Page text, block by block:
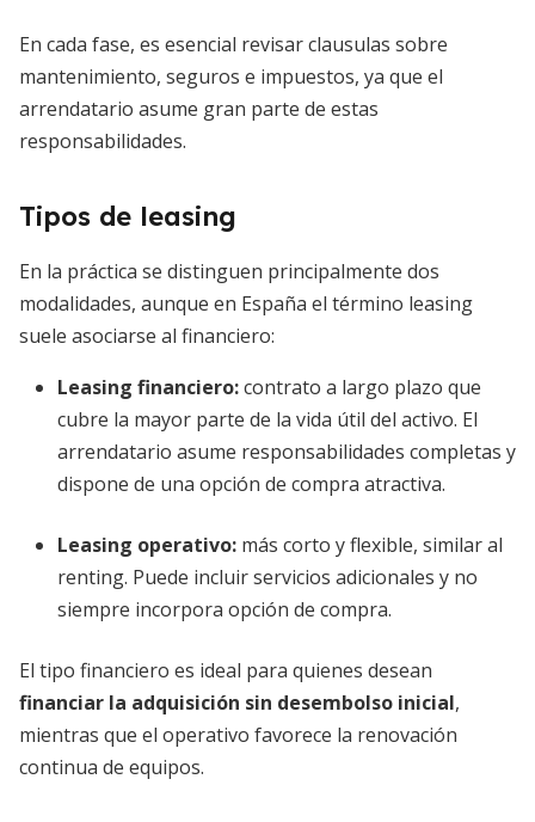
En cada fase, es esencial revisar clausulas sobre
mantenimiento, seguros e impuestos, ya que el
arrendatario asume gran parte de estas
responsabilidades.
Tipos de leasing
En la práctica se distinguen principalmente dos
modalidades, aunque en España el término leasing
suele asociarse al financiero:
Leasing financiero:contrato a largo plazo que
cubre la mayor parte de la vida útil del activo. El
arrendatario asume responsabilidades completas y
dispone de una opción de compra atractiva.
Leasing operativo: más corto y flexible, similar al
renting. Puede incluir servicios adicionales y no
siempre incorpora opción de compra.
El tipo financiero es ideal para quienes desean
financiar la adquisición sin desembolso inicial,
mientras que el operativo favorece la renovación
continua de equipos.